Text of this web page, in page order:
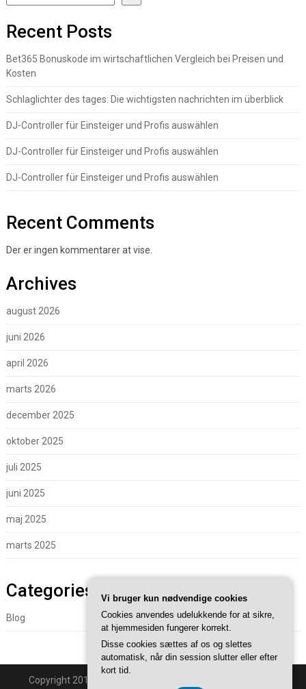
Recent Posts
Bet365 Bonuskode im wirtschaftlichen Vergleich bei Preisen und
Kosten
Schlaglichter des tages: Die wichtigsten nachrichten im überblick
DJ-Controller für Einsteiger und Profis auswählen
DJ-Controller für Einsteiger und Profis auswählen
DJ-Controller für Einsteiger und Profis auswählen
Recent Comments
Der er ingen kommentarer at vise.
Archives
august 2026
juni 2026
april 2026
marts 2026
december 2025
oktober 2025
juli 2025
juni 2025
maj 2025
marts 2025
Categories
Blog
Copyright 2018 - Powered By
Vi bruger kun nødvendige cookies
Cookies anvendes udelukkende for at sikre,
at hjemmesiden fungerer korrekt.
Disse cookies sættes af os og slettes
automatisk, når din session slutter eller efter
kort tid.